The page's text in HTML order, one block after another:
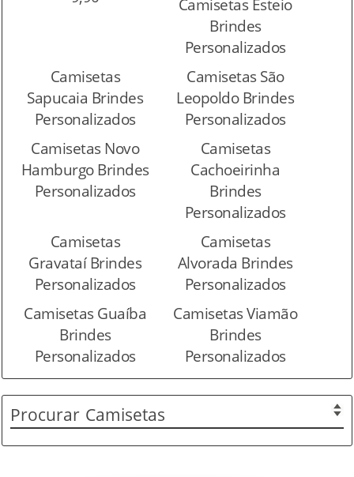
Camisetas Esteio
Brindes
Personalizados
Camisetas
Sapucaia Brindes
Personalizados
Camisetas São
Leopoldo Brindes
Personalizados
Camisetas Novo
Hamburgo Brindes
Personalizados
Camisetas
Cachoeirinha
Brindes
Personalizados
Camisetas
Gravataí Brindes
Personalizados
Camisetas
Alvorada Brindes
Personalizados
Camisetas Guaíba
Brindes
Personalizados
Camisetas Viamão
Brindes
Personalizados
Procurar Camisetas